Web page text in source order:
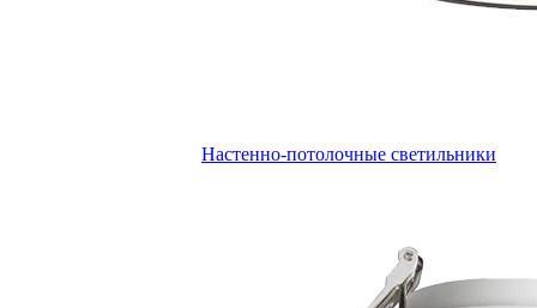
Настенно-потолочные светильники